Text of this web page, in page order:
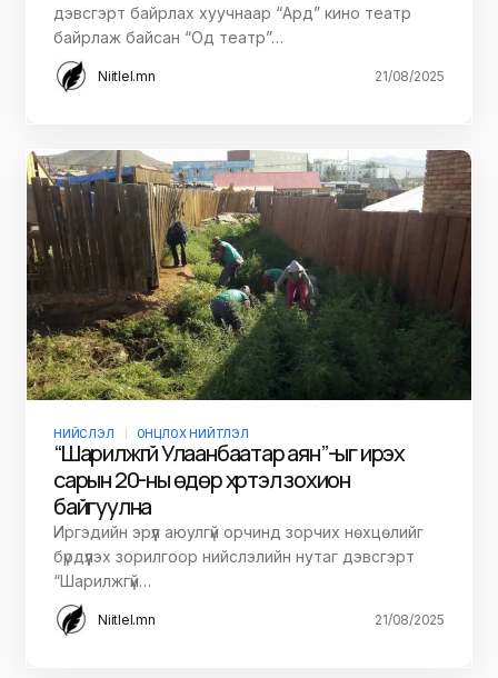
дэвсгэрт байрлах хуучнаар “Ард” кино театр
байрлаж байсан “Од театр”…
Niitlel.mn 21/08/2025
НИЙСЛЭЛ ОНЦЛОХ НИЙТЛЭЛ
“Шарилжгүй Улаанбаатар аян”-ыг ирэх
сарын 20-ны өдөр хүртэл зохион
байгуулна
Иргэдийн эрүүл аюулгүй орчинд зорчих нөхцөлийг
бүрдүүлэх зорилгоор нийслэлийн нутаг дэвсгэрт
“Шарилжгүй…
Niitlel.mn 21/08/2025